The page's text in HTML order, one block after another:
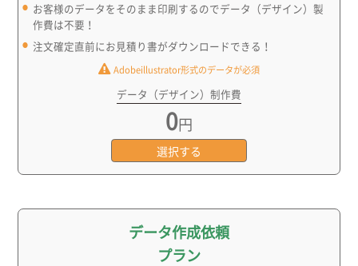
お客様のデータをそのまま印刷するのでデータ（デザイン）製
作費は不要！
注文確定直前にお見積り書がダウンロードできる！
Adobeillustrator形式のデータが必須
データ（デザイン）制作費
0円
選択する
データ作成依頼
プラン